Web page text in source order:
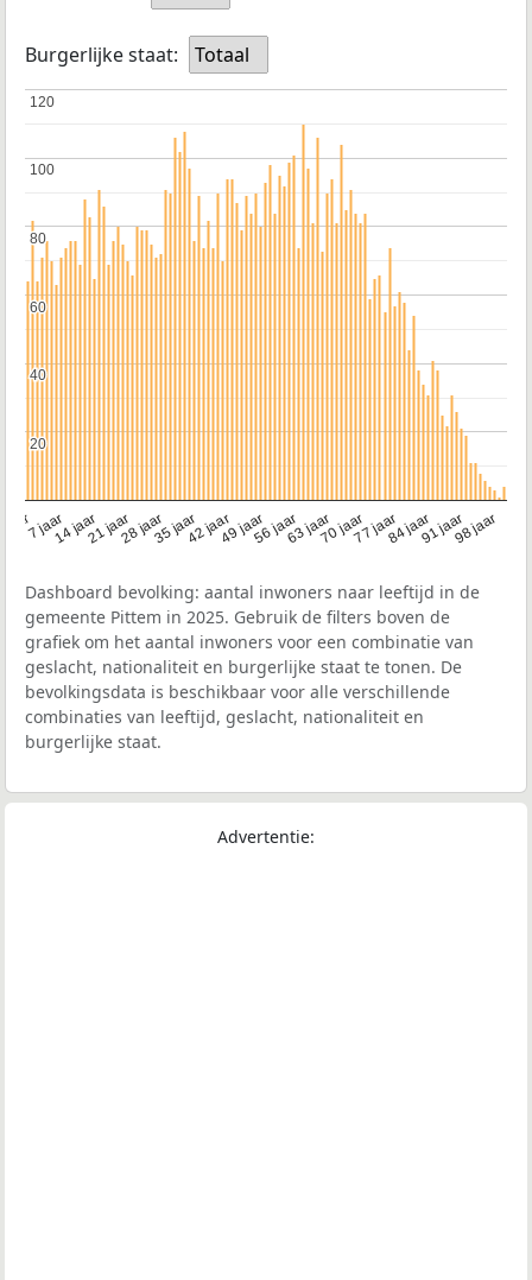
Burgerlijke staat: Totaal
7 jaar14 jaar21 jaar28 jaar35 jaar42 jaar49 jaar56 jaar63 jaar70 jaar77 jaar84 jaar91 jaar98 jaar
20
20
40
40
60
60
80
80
100
100
120
120
Dashboard bevolking: aantal inwoners naar leeftijd in de
gemeente Pittem in 2025. Gebruik de filters boven de
grafiek om het aantal inwoners voor een combinatie van
geslacht, nationaliteit en burgerlijke staat te tonen. De
bevolkingsdata is beschikbaar voor alle verschillende
combinaties van leeftijd, geslacht, nationaliteit en
burgerlijke staat.
Advertentie: